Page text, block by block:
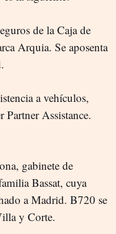
de la Caja de
Arquia. Se aposenta
a vehículos,
Assistance.
gabinete de
Bassat, cuya
a Madrid. B720 se
y Corte.